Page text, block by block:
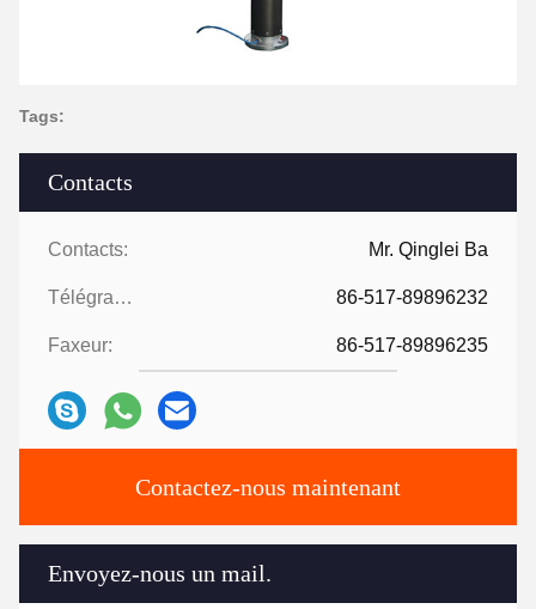
Contacts
Contacts: Mr. Qinglei Ba
Télégramme: 86-517-89896232
Faxeur: 86-517-89896235
Contactez-nous maintenant
Envoyez-nous un mail.
Tags: